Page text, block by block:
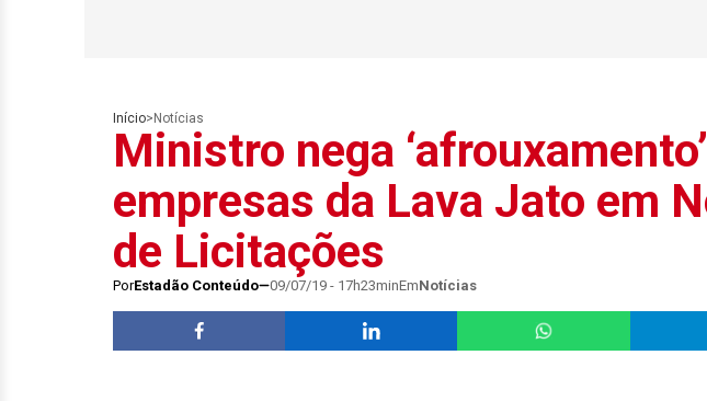
Início> Notícias
Ministro nega
empresas da Lava Jato em
de Licitações
PorEstadão Conteúdo 09/07/19 - 17h23minEmNotícias